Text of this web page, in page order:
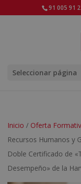
91 005 91
Seleccionar página
Inicio / Oferta
Recursos Humanos y
Doble Certificado de
Desempeño» de la